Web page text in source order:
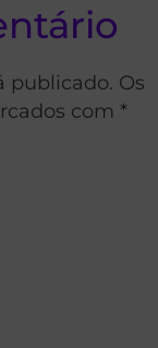
publicado. Os
com *